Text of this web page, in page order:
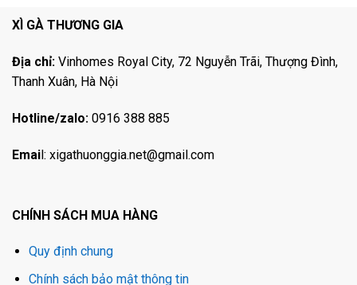
XÌ GÀ THƯƠNG GIA
Địa chỉ: Vinhomes Royal City, 72 Nguyễn Trãi, Thượng Đình,
Thanh Xuân, Hà Nội
Hotline/zalo: 0916 388 885
Email: xigathuonggia.net@gmail.com
CHÍNH SÁCH MUA HÀNG
Quy định chung
Chính sách bảo mật thông tin